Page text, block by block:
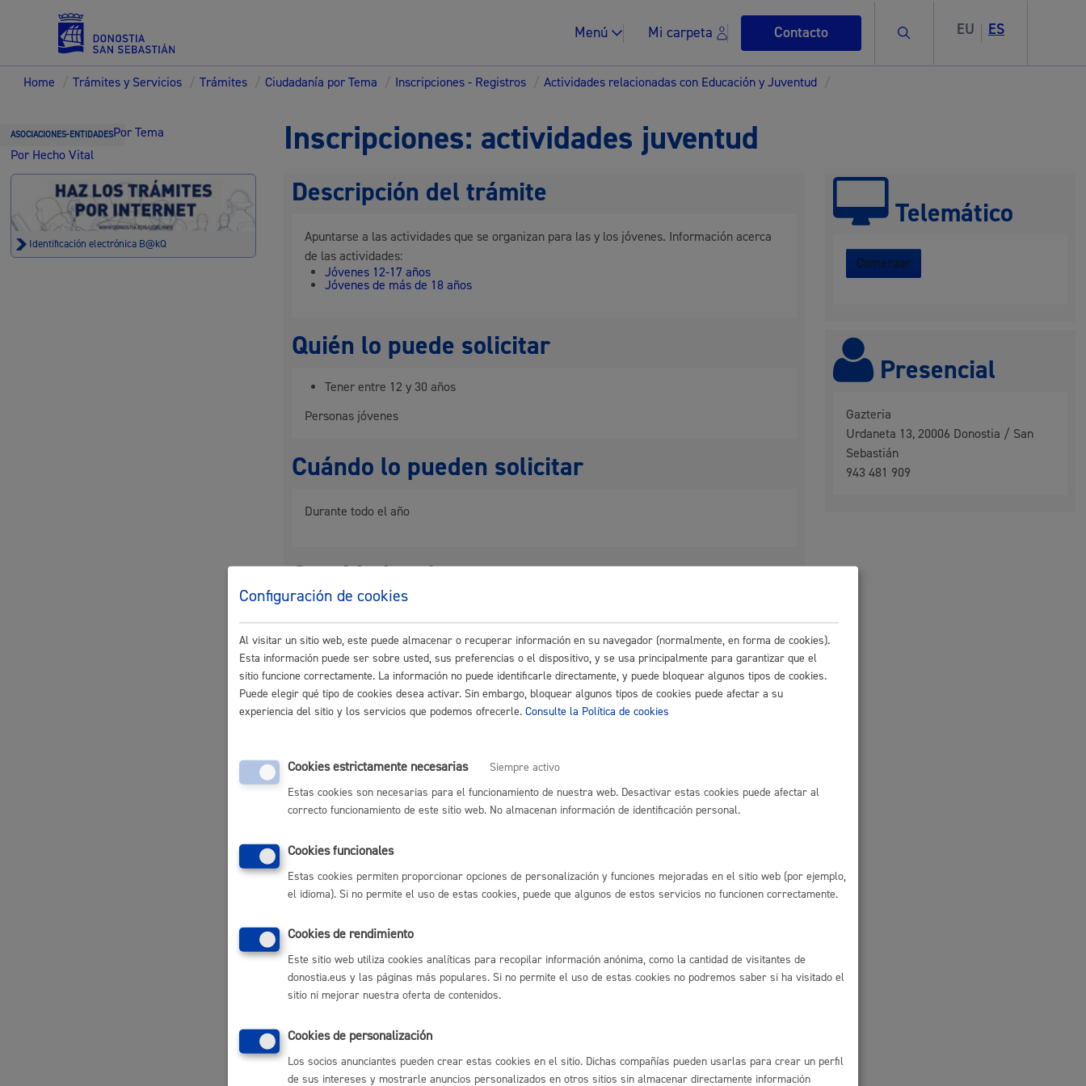
Menú Mi carpeta Contacto Buscar EU ES
Servicios
Padrón y asuntos personales
Salud Pública, animales y consumo
Igualdad, derechos humanos y convivencia
Participación ciudadana y asociacionismo
Turismo
Actualidad
Noticias
Tablón de anuncios oficiales
Home / Trámites y Servicios / Trámites / Ciudadanía por Tema / Inscripciones - Registros / Actividades relacionadas con Educación y Juventud /
ASOCIACIONES-ENTIDADESPor Tema
Por Hecho Vital
Identificación electrónica B@kQ
Inscripciones: actividades juventud
Telemático
Comenzar
Presencial
Gazteria
Urdaneta 13, 20006 Donostia / San
Sebastián
943 481 909
Descripción del trámite
Apuntarse a las actividades que se organizan para las y los jóvenes. Información acerca
de las actividades:
Jóvenes 12-17 años
Jóvenes de más de 18 años
Quién lo puede solicitar
Tener entre 12 y 30 años
Personas jóvenes
Cuándo lo pueden solicitar
Durante todo el año
Cantidad a abonar
**Anexo a regir desde el 1 de enero de 2026
En función del tipo de actividad
Pasos del procedimiento
Inscripción en la actividad/es a través del formulario
Comprobación de cumplimiento de requisitos, adjudicación de plazas y elaboración de
lista de espera en su caso
Comunicación a las personas sobre su admisión o no a la actividad
Pago de la actividad, en su caso
Responsable de la tramitación
Departamento:Servicio de Promoción Social y Educación
Normativa
Criterios De Acceso Cursos Juventud
Configuración de cookies
Al visitar un sitio web, este puede almacenar o recuperar información en su navegador (normalmente, en forma de cookies).
Esta información puede ser sobre usted, sus preferencias o el dispositivo, y se usa principalmente para garantizar que el
sitio funcione correctamente. La información no puede identificarle directamente, y puede bloquear algunos tipos de cookies.
Puede elegir qué tipo de cookies desea activar. Sin embargo, bloquear algunos tipos de cookies puede afectar a su
experiencia del sitio y los servicios que podemos ofrecerle. Consulte la Política de cookies
Cookies estrictamente necesarias
Siempre activo
Estas cookies son necesarias para el funcionamiento de nuestra web. Desactivar estas cookies puede afectar al
correcto funcionamiento de este sitio web. No almacenan información de identificación personal.
Cookies funcionales
Estas cookies permiten proporcionar opciones de personalización y funciones mejoradas en el sitio web (por ejemplo,
el idioma). Si no permite el uso de estas cookies, puede que algunos de estos servicios no funcionen correctamente.
Cookies de rendimiento
Este sitio web utiliza cookies analíticas para recopilar información anónima, como la cantidad de visitantes de
donostia.eus y las páginas más populares. Si no permite el uso de estas cookies no podremos saber si ha visitado el
sitio ni mejorar nuestra oferta de contenidos.
Cookies de personalización
Los socios anunciantes pueden crear estas cookies en el sitio. Dichas compañías pueden usarlas para crear un perfil
de sus intereses y mostrarle anuncios personalizados en otros sitios sin almacenar directamente información